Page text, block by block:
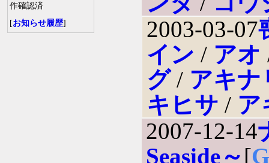
作確認済
[お知らせ履歴]
2003-03-07
イン / アオ
グ/ アキナ
キヒサ / ア
2007-12-14
Seaside～[